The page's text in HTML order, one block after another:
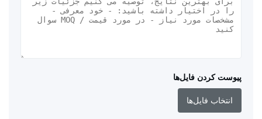
پیوست کردن فایل‌ها
انتخاب فایل‌ها